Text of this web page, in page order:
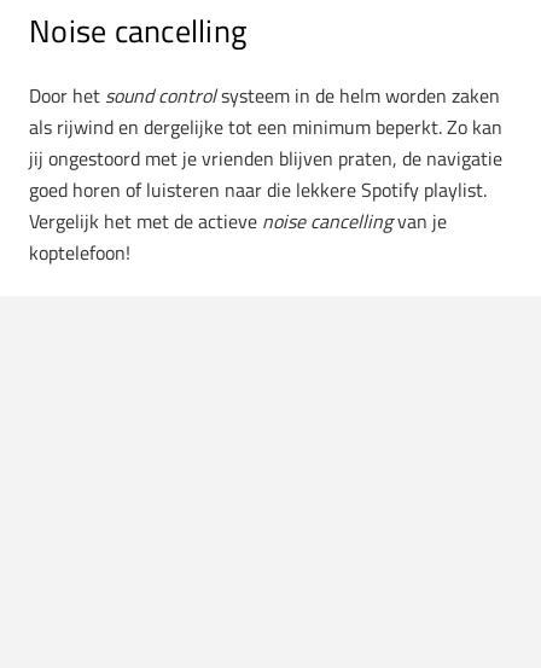
Noise cancelling
Door het sound controlsysteem in de helm worden zaken
als rijwind en dergelijke tot een minimum beperkt. Zo kan
jij ongestoord met je vrienden blijven praten, de navigatie
goed horen of luisteren naar die lekkere Spotify playlist.
Vergelijk het met de actieve noise cancellingvan je
koptelefoon!